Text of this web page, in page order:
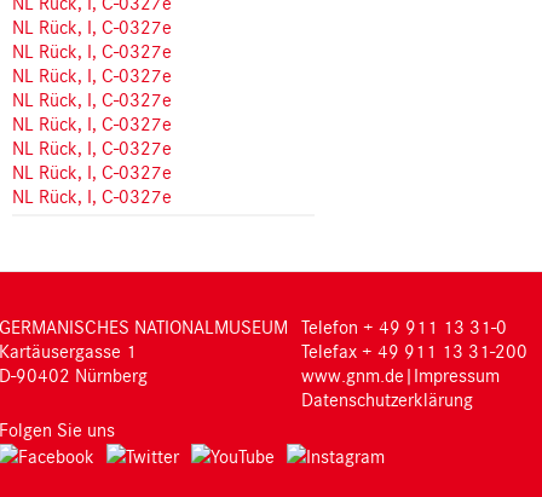
NL Rück, I, C-0327e
NL Rück, I, C-0327e
NL Rück, I, C-0327e
NL Rück, I, C-0327e
NL Rück, I, C-0327e
NL Rück, I, C-0327e
NL Rück, I, C-0327e
NL Rück, I, C-0327e
GERMANISCHES NATIONALMUSEUM
Kartäusergasse 1
D-90402 Nürnberg
Telefon + 49 911 13 31-0
Telefax + 49 911 13 31-200
www.gnm.de | Impressum
Datenschutzerklärung
Folgen Sie uns